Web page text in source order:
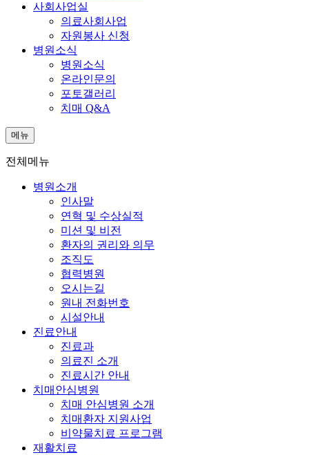
사회사업실
의료사회사업
자원봉사 신청
병원소식
병원소식
온라인문의
포토갤러리
치매 Q&A
메뉴
전체메뉴
병원소개
인사말
연혁 및 수상실적
미션 및 비전
환자의 권리와 의무
조직도
협력병원
오시는길
원내 전화번호
시설안내
진료안내
진료과
의료진 소개
진료시간 안내
치매안심병원
치매 안심병원 소개
치매환자 지원사업
비약물치료 프로그램
재활치료